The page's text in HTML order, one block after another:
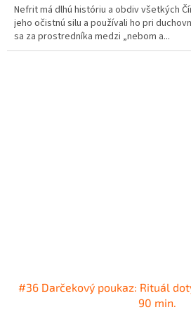
Nefrit má dlhú históriu a obdiv všetkých
jeho očistnú silu a používali ho pri
sa za prostredníka medzi „nebom a...
#36 Darčekový poukaz: Rituál
90 min.